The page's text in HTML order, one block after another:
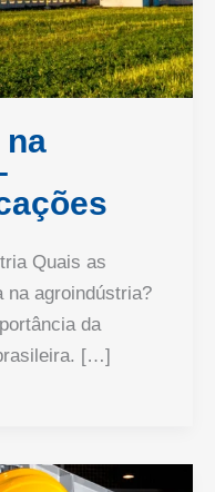
Quais as
na agroindústria?
da
[…]